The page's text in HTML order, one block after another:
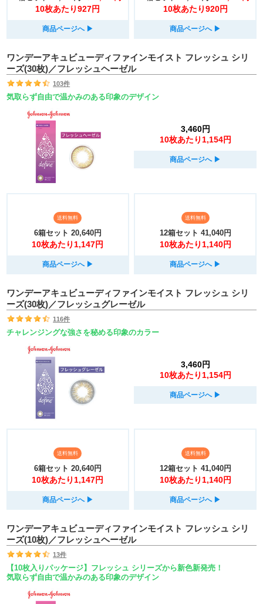
10枚あたり927円
商品ページへ ▶︎
10枚あたり920円
商品ページへ ▶︎
ワンデーアキュビューディファインモイスト フレッシュ シリ
ーズ(30枚)／フレッシュヘーゼル
103件
気取らず自由で温かみのある印象のデザイン
3,460円
10枚あたり1,154円
商品ページへ ▶︎
送料無料
6箱セット 20,640円
10枚あたり1,147円
商品ページへ ▶︎
送料無料
12箱セット 41,040円
10枚あたり1,140円
商品ページへ ▶︎
ワンデーアキュビューディファインモイスト フレッシュ シリ
ーズ(30枚)／フレッシュグレーゼル
116件
チャレンジングな強さを秘める印象のカラー
3,460円
10枚あたり1,154円
商品ページへ ▶︎
送料無料
6箱セット 20,640円
10枚あたり1,147円
商品ページへ ▶︎
送料無料
12箱セット 41,040円
10枚あたり1,140円
商品ページへ ▶︎
ワンデーアキュビューディファインモイスト フレッシュ シリ
ーズ(10枚)／フレッシュヘーゼル
13件
【10枚入りパッケージ】フレッシュ シリーズから新色新発売！
気取らず自由で温かみのある印象のデザイン